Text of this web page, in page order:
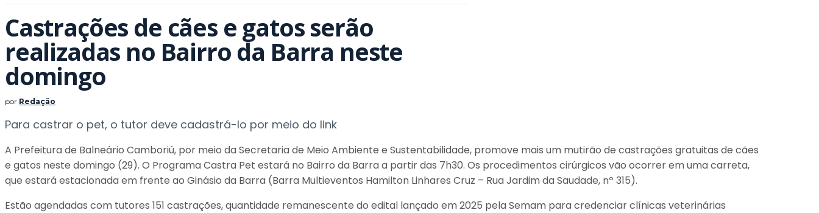
Castrações de cães e gatos serão
realizadas no Bairro da Barra neste
domingo
por Redação
Para castrar o pet, o tutor deve cadastrá-lo por meio do link
A Prefeitura de Balneário Camboriú, por meio da Secretaria de Meio Ambiente e Sustentabilidade, promove mais um mutirão de castrações gratuitas de cães
e gatos neste domingo (29). O Programa Castra Pet estará no Bairro da Barra a partir das 7h30. Os procedimentos cirúrgicos vão ocorrer em uma carreta,
que estará estacionada em frente ao Ginásio da Barra (Barra Multieventos Hamilton Linhares Cruz – Rua Jardim da Saudade, nº 315).
Estão agendadas com tutores 151 castrações, quantidade remanescente do edital lançado em 2025 pela Semam para credenciar clínicas veterinárias